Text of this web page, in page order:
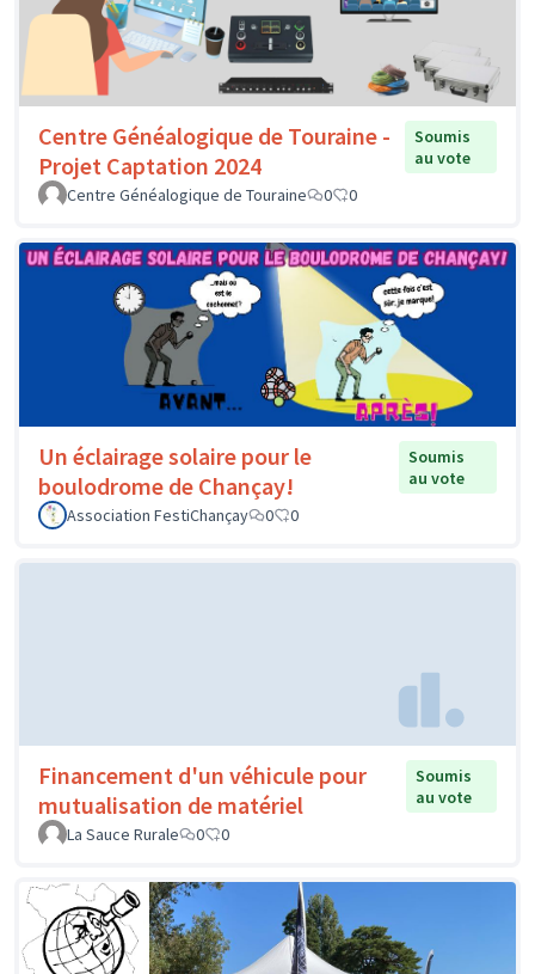
Centre Généalogique de Touraine -
Projet Captation 2024
Soumis
au vote
Centre Généalogique de Touraine
0 0
Un éclairage solaire pour le
boulodrome de Chançay!
Soumis
au vote
Association FestiChançay
0 0
Financement d'un véhicule pour
mutualisation de matériel
Soumis
au vote
La Sauce Rurale
0 0